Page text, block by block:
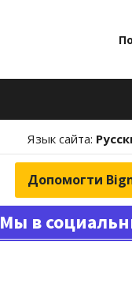
Язык сайта:
Допомогти
Мы в